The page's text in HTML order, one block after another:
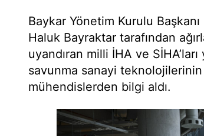
Baykar Yönetim Kurulu
Haluk Bayraktar tarafından
uyandıran milli İHA ve
savunma sanayi
mühendislerden bilgi aldı.